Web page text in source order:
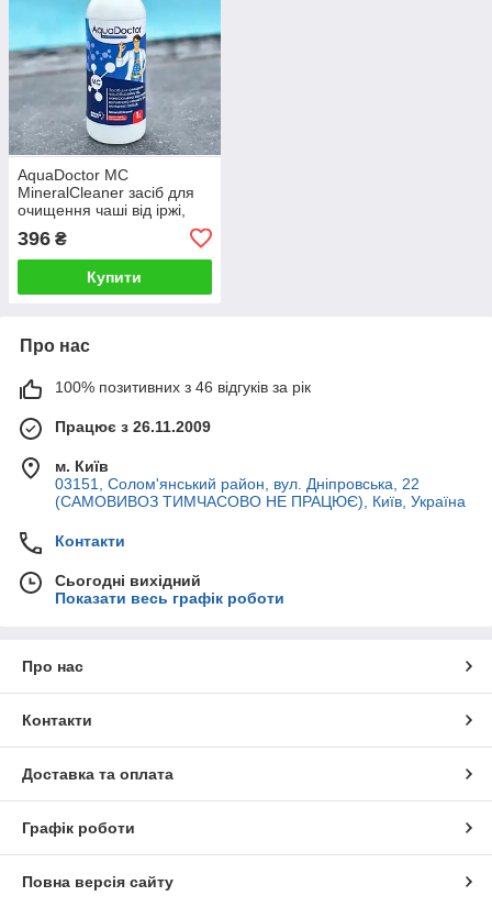
AquaDoctor MC
MineralCleaner засіб для
очищення чаші від іржі,
мильного нальоту
396 ₴
Купити
Про нас
100% позитивних з 46 відгуків за рік
Працює з 26.11.2009
м. Київ
03151, Солом'янський район, вул. Дніпровська, 22
(САМОВИВОЗ ТИМЧАСОВО НЕ ПРАЦЮЄ), Київ, Україна
Контакти
Сьогодні вихідний
Показати весь графік роботи
Про нас
Контакти
Доставка та оплата
Графік роботи
Повна версія сайту